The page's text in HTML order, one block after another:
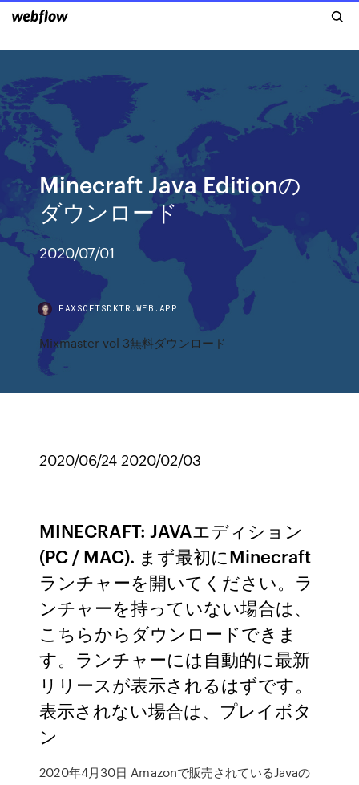
Minecraft Java Editionの
ダウンロード
2020/07/01
FAXSOFTSDKTR.WEB.APP
Mixmaster vol 3無料ダウンロード
2020/06/24 2020/02/03
MINECRAFT: JAVAエディション
(PC / MAC). まず最初にMinecraft
ランチャーを開いてください。ラ
ンチャーを持っていない場合は、
こちらからダウンロードできま
す。ランチャーには自動的に最新
リリースが表示されるはずです。
表示されない場合は、プレイボタ
ン
2020年4月30日 Amazonで販売されているJavaの